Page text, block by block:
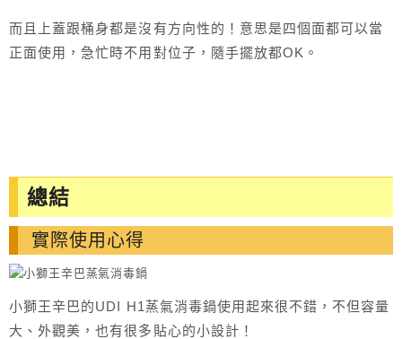
而且上蓋跟桶身都是沒有方向性的！意思是四個面都可以當
正面使用，急忙時不用對位子，隨手擺放都OK。
總結
實際使用心得
小獅王辛巴的UDI H1蒸氣消毒鍋使用起來很不錯，不但容量
大、外觀美，也有很多貼心的小設計！